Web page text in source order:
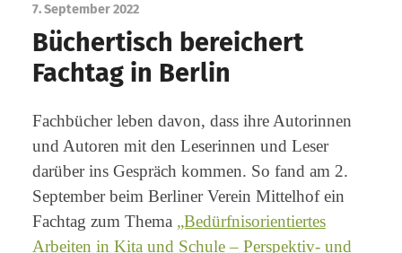
7. September 2022
Büchertisch bereichert
Fachtag in Berlin
Fachbücher leben davon, dass ihre Autorinnen
und Autoren mit den Leserinnen und Leser
darüber ins Gespräch kommen. So fand am 2.
September beim Berliner Verein Mittelhof ein
Fachtag zum Thema „Bedürfnisorientiertes
Arbeiten in Kita und Schule – Perspektiv- und